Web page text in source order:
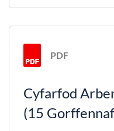
PDF
Cyfarfod
(15